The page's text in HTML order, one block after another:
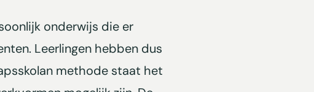
onderwijs die er
Leerlingen hebben dus
methode staat het